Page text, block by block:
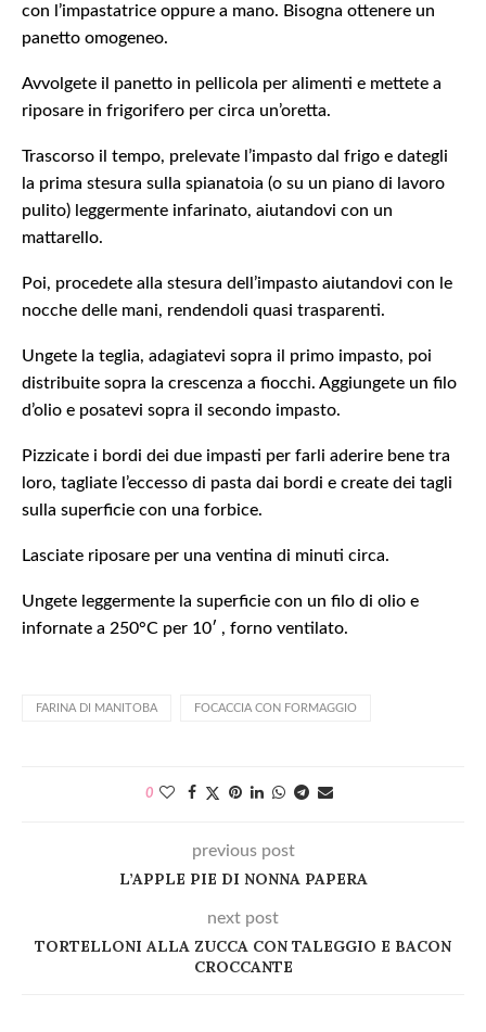
con l’impastatrice oppure a mano. Bisogna ottenere un
panetto omogeneo.
Avvolgete il panetto in pellicola per alimenti e mettete a
riposare in frigorifero per circa un’oretta.
Trascorso il tempo, prelevate l’impasto dal frigo e dategli
la prima stesura sulla spianatoia (o su un piano di lavoro
pulito) leggermente infarinato, aiutandovi con un
mattarello.
Poi, procedete alla stesura dell’impasto aiutandovi con le
nocche delle mani, rendendoli quasi trasparenti.
Ungete la teglia, adagiatevi sopra il primo impasto, poi
distribuite sopra la crescenza a fiocchi. Aggiungete un filo
d’olio e posatevi sopra il secondo impasto.
Pizzicate i bordi dei due impasti per farli aderire bene tra
loro, tagliate l’eccesso di pasta dai bordi e create dei tagli
sulla superficie con una forbice.
Lasciate riposare per una ventina di minuti circa.
Ungete leggermente la superficie con un filo di olio e
infornate a 250°C per 10′ , forno ventilato.
FARINA DI MANITOBA FOCACCIA CON FORMAGGIO
0
previous post
L’APPLE PIE DI NONNA PAPERA
next post
TORTELLONI ALLA ZUCCA CON TALEGGIO E BACON
CROCCANTE